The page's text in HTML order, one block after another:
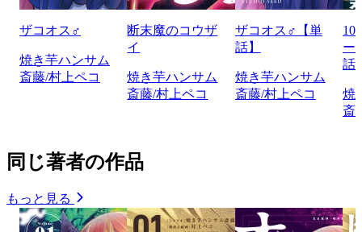
ザコオス♂
焼き芋ハンサム
斎藤/村上ペコ
断末魔のコウザ
イ
焼き芋ハンサム
斎藤/村上ペコ
ザコオス♂【単
話】
焼き芋ハンサム
斎藤/村上ペコ
ー
話
焼
斎
同じ著者の作品
もっと見る